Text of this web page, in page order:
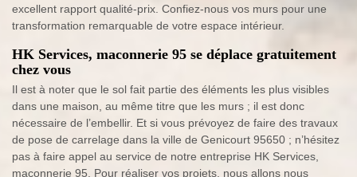
excellent rapport qualité-prix. Confiez-nous vos murs pour une
transformation remarquable de votre espace intérieur.
HK Services, maconnerie 95 se déplace gratuitement
chez vous
Il est à noter que le sol fait partie des éléments les plus visibles
dans une maison, au même titre que les murs ; il est donc
nécessaire de l’embellir. Et si vous prévoyez de faire des travaux
de pose de carrelage dans la ville de Genicourt 95650 ; n’hésitez
pas à faire appel au service de notre entreprise HK Services,
maconnerie 95. Pour réaliser vos projets, nous allons nous